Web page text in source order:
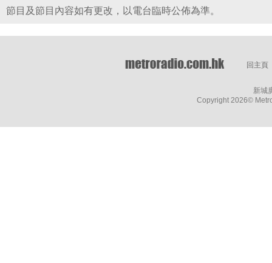
節目及節目內容如有更改，以電台臨時公佈為準。
回主頁
新城
Copyright 2026©